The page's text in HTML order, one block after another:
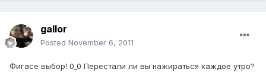
gallor
Posted November 6, 2011
Фигасе выбор! 0_0 Перестали ли вы нажираться каждое утро?